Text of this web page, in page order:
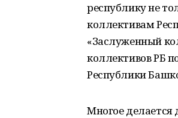
республику не
коллективам
«Заслуженный
коллективов РБ
Республики
Многое делается